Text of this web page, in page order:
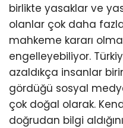
birlikte yasaklar ve
olanlar çok daha
mahkeme kararı
engelleyebiliyor.
azaldıkça insanlar
gördüğü sosyal
çok doğal olarak.
doğrudan bilgi